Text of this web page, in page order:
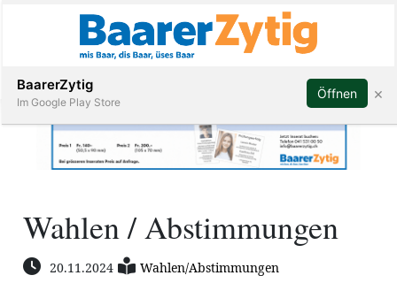
Veranstaltungen
Stellen
Abonnieren
Wahlen / Abstimmungen
20.11.2024 Wahlen/Abstimmungen
BaarerZytig
Im Google Play Store
Öffnen ×